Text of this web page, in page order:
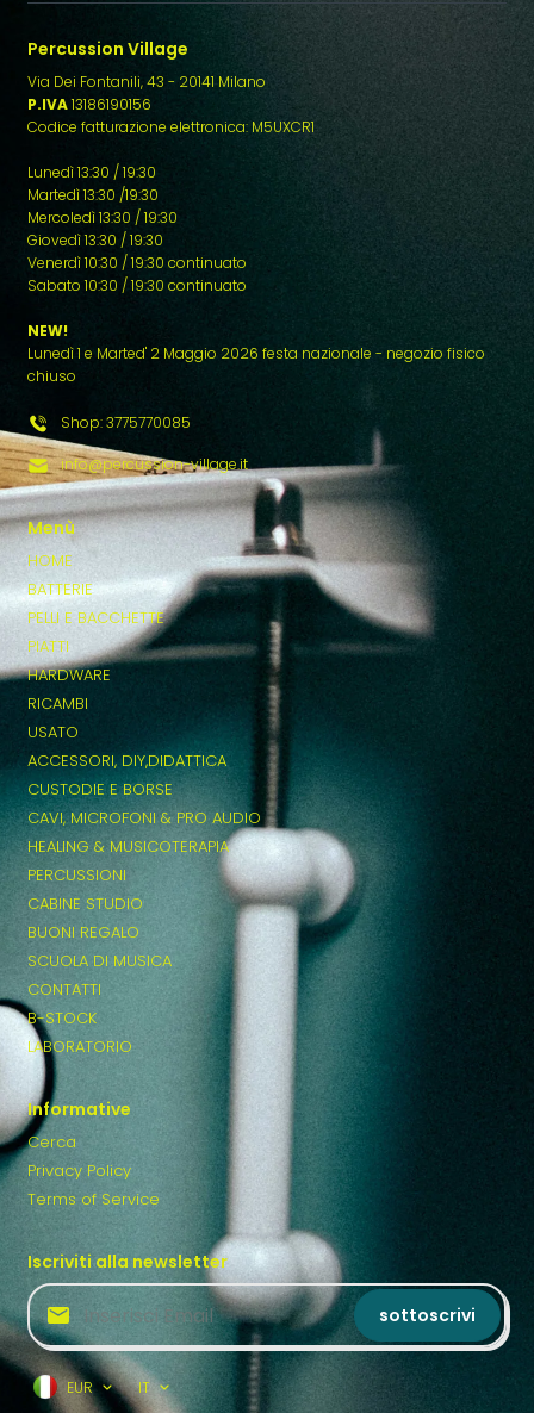
Percussion Village
Via Dei Fontanili, 43 - 20141 Milano
P.IVA13186190156
Codice fatturazione elettronica: M5UXCR1
Lunedì 13:30 / 19:30
Martedì 13:30 /19:30
Mercoledì 13:30 / 19:30
Giovedì 13:30 / 19:30
Venerdì 10:30 / 19:30 continuato
Sabato 10:30 / 19:30 continuato
NEW!
Lunedì 1 e Marted' 2 Maggio 2026 festa nazionale - negozio fisico
chiuso
Shop: 3775770085
info@percussion-village.it
Menù
HOME
BATTERIE
PELLI E BACCHETTE
PIATTI
HARDWARE
RICAMBI
USATO
ACCESSORI, DIY,DIDATTICA
CUSTODIE E BORSE
CAVI, MICROFONI & PRO AUDIO
HEALING & MUSICOTERAPIA
PERCUSSIONI
CABINE STUDIO
BUONI REGALO
SCUOLA DI MUSICA
CONTATTI
B-STOCK
LABORATORIO
Informative
Cerca
Privacy Policy
Terms of Service
Iscriviti alla newsletter
sottoscrivi
EUR IT